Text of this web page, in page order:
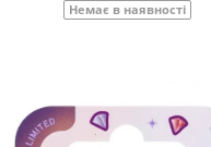
Немає в наявності